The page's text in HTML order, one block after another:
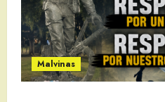
Malvinas